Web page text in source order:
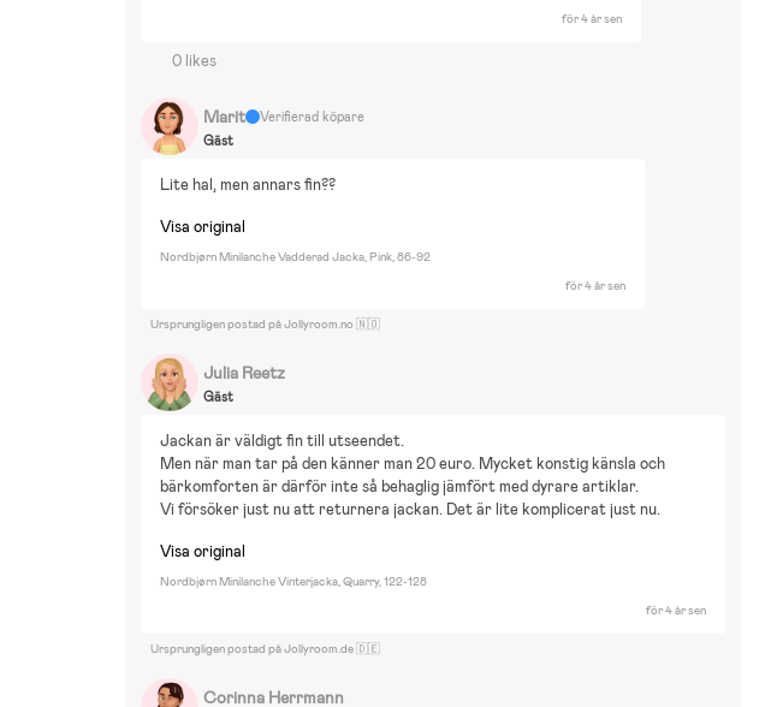
för 4 år sen
0 likes
Marit
Verifierad köpare
Gäst
Lite hal, men annars fin??
Visa original
Nordbjørn Minilanche Vadderad Jacka, Pink, 86-92
för 4 år sen
Ursprungligen postad på Jollyroom.no 🇳🇴
Julia Reetz
Gäst
Jackan är väldigt fin till utseendet.
Men när man tar på den känner man 20 euro. Mycket konstig känsla och
bärkomforten är därför inte så behaglig jämfört med dyrare artiklar.
Vi försöker just nu att returnera jackan. Det är lite komplicerat just nu.
Visa original
Nordbjørn Minilanche Vinterjacka, Quarry, 122-128
för 4 år sen
Ursprungligen postad på Jollyroom.de 🇩🇪
Corinna Herrmann